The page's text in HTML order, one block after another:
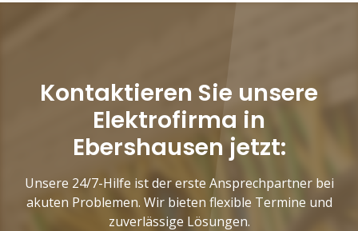
Kontaktieren Sie unsere
Elektrofirma in
Ebershausen jetzt:
Unsere 24/7-Hilfe ist der erste Ansprechpartner bei
akuten Problemen. Wir bieten flexible Termine und
zuverlässige Lösungen.